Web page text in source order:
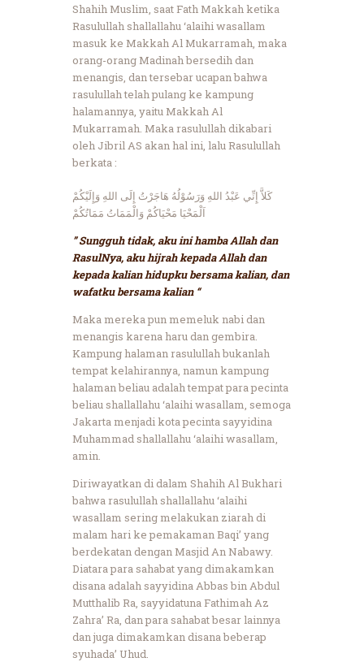
Shahih Muslim, saat Fath Makkah ketika
Rasulullah shallallahu ‘alaihi wasallam
masuk ke Makkah Al Mukarramah, maka
orang-orang Madinah bersedih dan
menangis, dan tersebar ucapan bahwa
rasulullah telah pulang ke kampung
halamannya, yaitu Makkah Al
Mukarramah. Maka rasulullah dikabari
oleh Jibril AS akan hal ini, lalu Rasulullah
berkata :
كَلاَّ إِنِّي عَبْدُ اللهِ وَرَسُوْلُهُ هَاجَرْتُ إِلَى اللهِ وَإِلَيْكُمْ
اَلْمَحْيَا مَحْيَاكُمْ وَالْمَمَاتُ مَمَاتُكُمْ
” Sungguh tidak, aku ini hamba Allah dan
RasulNya, aku hijrah kepada Allah dan
kepada kalian hidupku bersama kalian, dan
wafatku bersama kalian “
Maka mereka pun memeluk nabi dan
menangis karena haru dan gembira.
Kampung halaman rasulullah bukanlah
tempat kelahirannya, namun kampung
halaman beliau adalah tempat para pecinta
beliau shallallahu ‘alaihi wasallam, semoga
Jakarta menjadi kota pecinta sayyidina
Muhammad shallallahu ‘alaihi wasallam,
amin.
Diriwayatkan di dalam Shahih Al Bukhari
bahwa rasulullah shallallahu ‘alaihi
wasallam sering melakukan ziarah di
malam hari ke pemakaman Baqi’ yang
berdekatan dengan Masjid An Nabawy.
Diatara para sahabat yang dimakamkan
disana adalah sayyidina Abbas bin Abdul
Mutthalib Ra, sayyidatuna Fathimah Az
Zahra’ Ra, dan para sahabat besar lainnya
dan juga dimakamkan disana beberap
syuhada’ Uhud.